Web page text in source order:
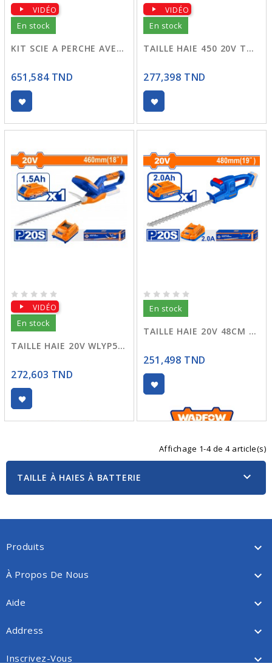
VIDÉO
En stock
KIT SCIE A PERCHE AVEC TAILLE HAIE SANS FIL TPTS201681
651,584 TND
VIDÉO
En stock
TAILLE HAIE 450 20V THTLI20461
277,398 TND
VIDÉO
En stock
TAILLE HAIE 20V WLYP546
272,603 TND
En stock
TAILLE HAIE 20V 48CM WLYP5181
251,498 TND
Affichage 1-4 de 4 article(s)
TAILLE À HAIES À BATTERIE 
Produits 
À Propos De Nous 
Aide 
Address 
Inscrivez-Vous 